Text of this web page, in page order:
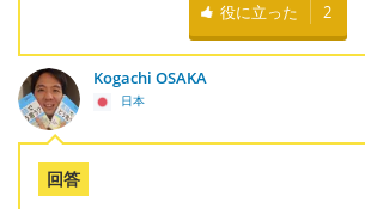
役に立った 2
Kogachi OSAKA
日本
回答